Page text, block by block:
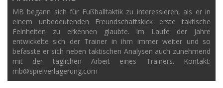
MB begann sich für Fußballtaktik zu interessieren, als er in
einem unbedeutenden Freundschaftskick erste taktische
Feinheiten zu erkennen glaubte. Im Laufe der Jahre
entwickelte sich der Trainer in ihm immer weiter und so
befasste er sich neben taktischen Analysen auch zunehmend
mit der täglichen Arbeit eines Trainers. Kontakt:
mb@spielverlagerung.com